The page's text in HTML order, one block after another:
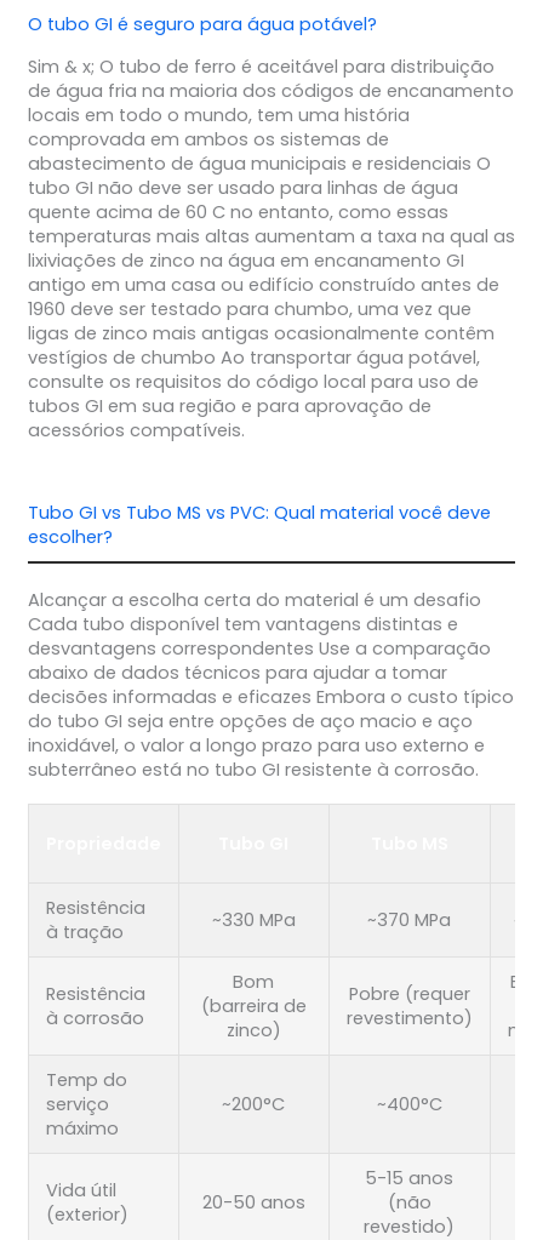
O tubo GI é seguro para água potável?
Sim & x; O tubo de ferro é aceitável para distribuição
de água fria na maioria dos códigos de encanamento
locais em todo o mundo, tem uma história
comprovada em ambos os sistemas de
abastecimento de água municipais e residenciais O
tubo GI não deve ser usado para linhas de água
quente acima de 60 C no entanto, como essas
temperaturas mais altas aumentam a taxa na qual as
lixiviações de zinco na água em encanamento GI
antigo em uma casa ou edifício construído antes de
1960 deve ser testado para chumbo, uma vez que
ligas de zinco mais antigas ocasionalmente contêm
vestígios de chumbo Ao transportar água potável,
consulte os requisitos do código local para uso de
tubos GI em sua região e para aprovação de
acessórios compatíveis.
Tubo GI vs Tubo MS vs PVC: Qual material você deve
escolher?
Alcançar a escolha certa do material é um desafio
Cada tubo disponível tem vantagens distintas e
desvantagens correspondentes Use a comparação
abaixo de dados técnicos para ajudar a tomar
decisões informadas e eficazes Embora o custo típico
do tubo GI seja entre opções de aço macio e aço
inoxidável, o valor a longo prazo para uso externo e
subterrâneo está no tubo GI resistente à corrosão.
Resistência
à tração
~330 MPa ~370 MPa
Resistência
à corrosão
Bom
(barreira de
zinco)
Pobre (requer
revestimento)
Temp do
serviço
máximo
~200°C ~400°C
Vida útil
(exterior)
20-50 anos
5-15 anos
(não
revestido)